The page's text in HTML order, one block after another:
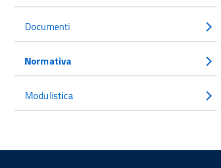
Documenti
Normativa
Modulistica